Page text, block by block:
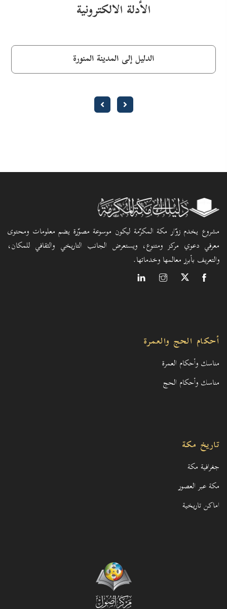
الأدلة الالكترونية
الدليل إلى المدينة المنورة
مشروع يخدم زوّار مكة المكرّمة ليكون موسوعة مصوّرة يضم معلومات ومحتوى
معرفي دعوي مركز ومتنوع، ويستعرض الجانب التاريخي والثقافي للمكان،
والتعريف بأبرز معالمها وخدماتها.
أحكام الحج والعمرة
مناسك وأحكام العمرة
مناسك وأحكام الحج
تاريخ مكة
جغرافية مكة
مكة عبر العصور
اماكن تاريخية